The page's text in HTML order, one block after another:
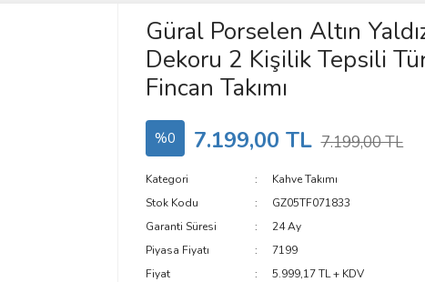
Güral Porselen Altın
Dekoru 2 Kişilik Tepsili
Fincan Takımı
%0 7.199,00 TL 7.199,00 TL
Kategori
Kahve Takımı
Stok Kodu
GZ05TF071833
Garanti Süresi
24 Ay
Piyasa Fiyatı
7199
Fiyat
5.999,17 TL + KDV